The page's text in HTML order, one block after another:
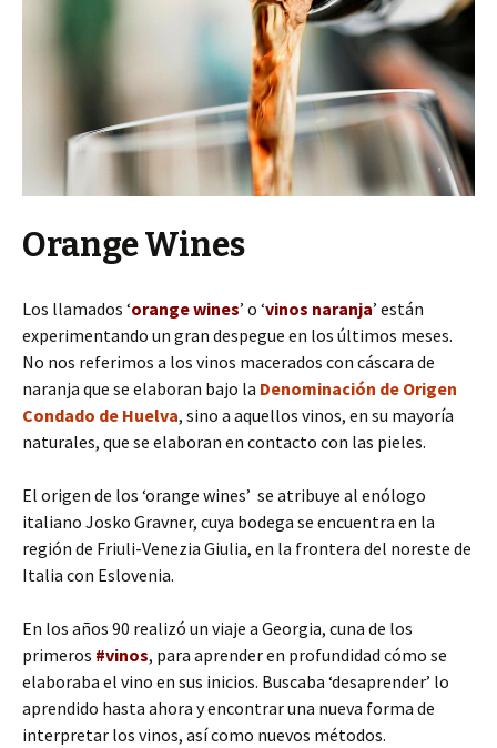
Orange Wines
Los llamados ‘orange wines’ o ‘vinos naranja’ están
experimentando un gran despegue en los últimos meses.
No nos referimos a los vinos macerados con cáscara de
naranja que se elaboran bajo la Denominación de Origen
Condado de Huelva, sino a aquellos vinos, en su mayoría
naturales, que se elaboran en contacto con las pieles.
El origen de los ‘orange wines’ se atribuye al enólogo
italiano Josko Gravner, cuya bodega se encuentra en la
región de Friuli-Venezia Giulia, en la frontera del noreste de
Italia con Eslovenia.
En los años 90 realizó un viaje a Georgia, cuna de los
primeros #vinos, para aprender en profundidad cómo se
elaboraba el vino en sus inicios. Buscaba ‘desaprender’ lo
aprendido hasta ahora y encontrar una nueva forma de
interpretar los vinos, así como nuevos métodos.